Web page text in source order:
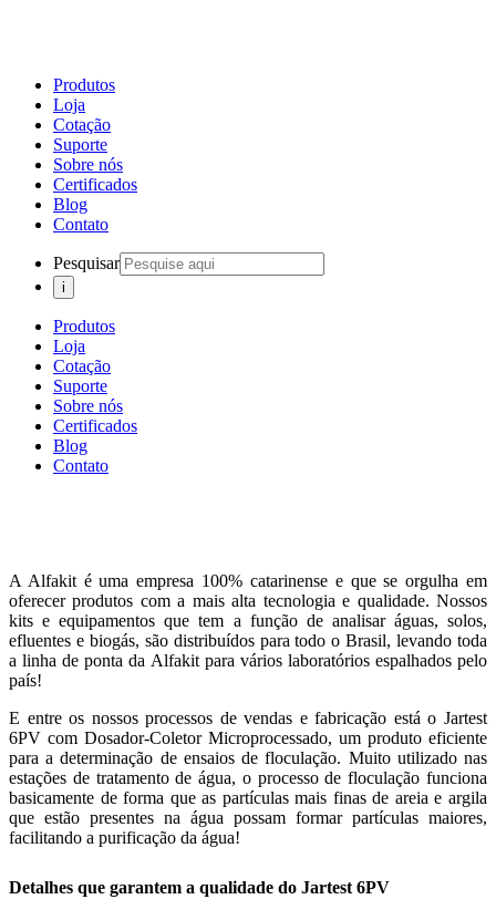
Produtos
Loja
Cotação
Suporte
Sobre nós
Certificados
Blog
Contato
Pesquisar
Produtos
Loja
Cotação
Suporte
Sobre nós
Certificados
Blog
Contato
A Alfakit é uma empresa 100% catarinense e que se orgulha em
oferecer produtos com a mais alta tecnologia e qualidade. Nossos
kits e equipamentos que tem a função de analisar águas, solos,
efluentes e biogás, são distribuídos para todo o Brasil, levando toda
a linha de ponta da Alfakit para vários laboratórios espalhados pelo
país!
E entre os nossos processos de vendas e fabricação está o Jartest
6PV com Dosador-Coletor Microprocessado, um produto eficiente
para a determinação de ensaios de floculação. Muito utilizado nas
estações de tratamento de água, o processo de floculação funciona
basicamente de forma que as partículas mais finas de areia e argila
que estão presentes na água possam formar partículas maiores,
facilitando a purificação da água!
Detalhes que garantem a qualidade do Jartest 6PV